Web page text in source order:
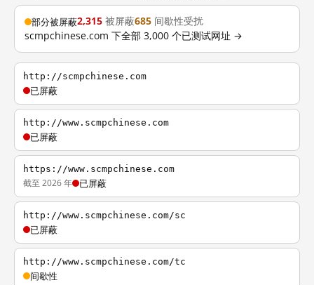
部分被屏蔽2,315 被屏蔽685 间歇性受扰
scmpchinese.com 下全部 3,000 个已测试网址 →
http://scmpchinese.com
已屏蔽
http://www.scmpchinese.com
已屏蔽
https://www.scmpchinese.com
截至 2026 年 已屏蔽
http://www.scmpchinese.com/sc
已屏蔽
http://www.scmpchinese.com/tc
间歇性